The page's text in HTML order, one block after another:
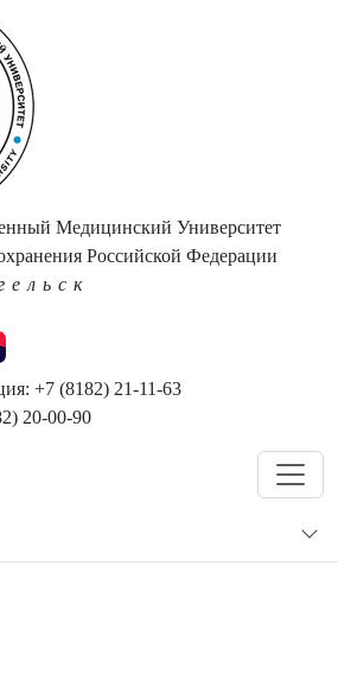
Медицинский Университет
Российской Федерации
+7 (8182) 21-11-63
20-00-90